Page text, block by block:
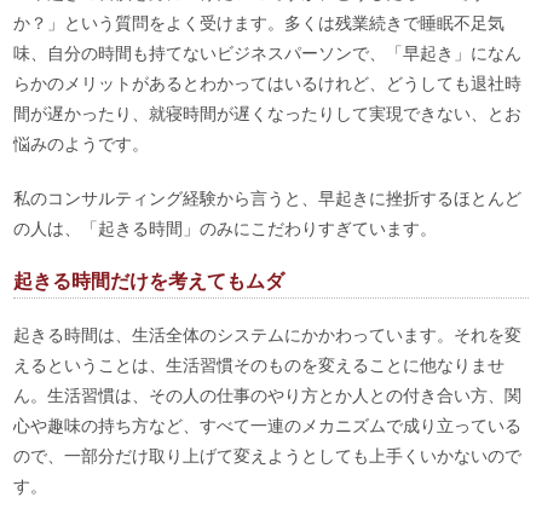
か？」という質問をよく受けます。多くは残業続きで睡眠不足気
味、自分の時間も持てないビジネスパーソンで、「早起き」になん
らかのメリットがあるとわかってはいるけれど、どうしても退社時
間が遅かったり、就寝時間が遅くなったりして実現できない、とお
悩みのようです。
私のコンサルティング経験から言うと、早起きに挫折するほとんど
の人は、「起きる時間」のみにこだわりすぎています。
起きる時間だけを考えてもムダ
起きる時間は、生活全体のシステムにかかわっています。それを変
えるということは、生活習慣そのものを変えることに他なりませ
ん。生活習慣は、その人の仕事のやり方とか人との付き合い方、関
心や趣味の持ち方など、すべて一連のメカニズムで成り立っている
ので、一部分だけ取り上げて変えようとしても上手くいかないので
す。